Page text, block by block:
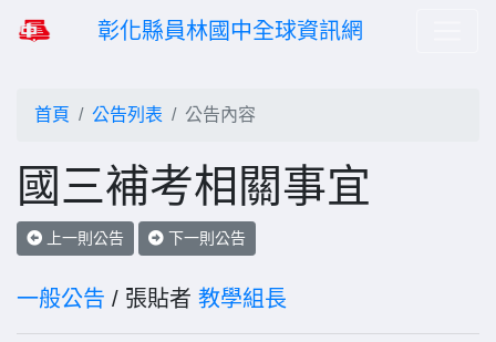
彰化縣員林國中全球資訊網
首頁 公告列表 公告內容
國三補考相關事宜
上一則公告 下一則公告
一般公告 / 張貼者 教學組長